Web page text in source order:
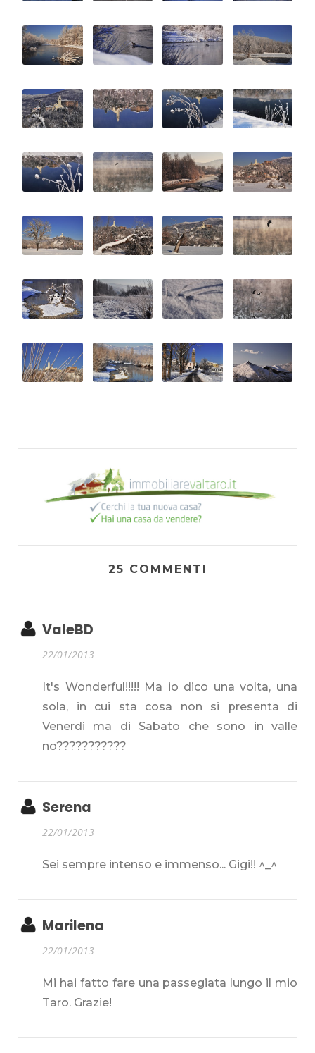
25 COMMENTI
ValeBD
22/01/2013
It's Wonderful!!!!! Ma io dico una volta, una
sola, in cui sta cosa non si presenta di
Venerdi ma di Sabato che sono in valle
no???????????
Serena
22/01/2013
Sei sempre intenso e immenso... Gigi!! ^_^
Marilena
22/01/2013
Mi hai fatto fare una passegiata lungo il mio
Taro. Grazie!